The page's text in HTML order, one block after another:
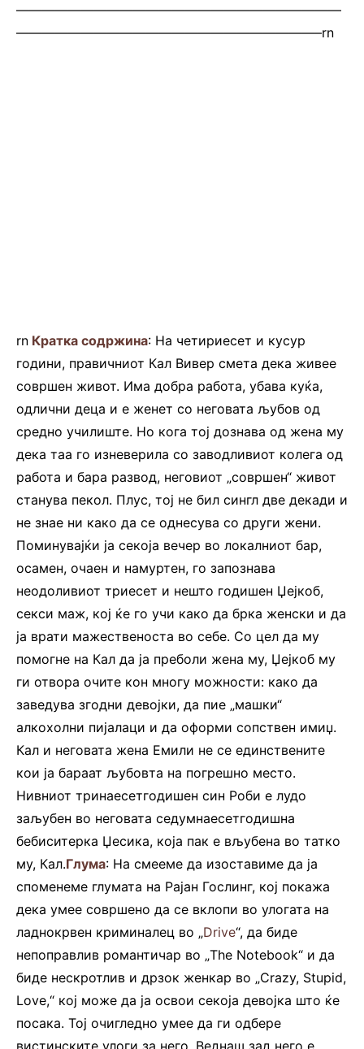
—————————————————————————
———————————————————————–rn
rn Кратка содржина: На четириесет и кусур
години, правичниот Кал Вивер смета дека живее
совршен живот. Има добра работа, убава куќа,
одлични деца и е женет со неговата љубов од
средно училиште. Но кога тој дознава од жена му
дека таа го изневерила со заводливиот колега од
работа и бара развод, неговиот „совршен“ живот
станува пекол. Плус, тој не бил сингл две декади и
не знае ни како да се однесува со други жени.
Поминувајќи ја секоја вечер во локалниот бар,
осамен, очаен и намуртен, го запознава
неодоливиот триесет и нешто годишен Џејкоб,
секси маж, кој ќе го учи како да брка женски и да
ја врати мажественоста во себе. Со цел да му
помогне на Кал да ја преболи жена му, Џејкоб му
ги отвора очите кон многу можности: како да
заведува згодни девојки, да пие „машки“
алкохолни пијалаци и да оформи сопствен имиџ.
Кал и неговата жена Емили не се единствените
кои ја бараат љубовта на погрешно место.
Нивниот тринаесетгодишен син Роби е лудо
заљубен во неговата седумнаесетгодишна
бебиситерка Џесика, која пак е вљубена во татко
му, Кал.Глума: На смееме да изоставиме да ја
споменеме глумата на Рајан Гослинг, кој покажа
дека умее совршено да се вклопи во улогата на
ладнокрвен криминалец во „Drive“, да биде
непоправлив романтичар во „The Notebook“ и да
биде нескротлив и дрзок женкар во „Crazy, Stupid,
Love,“ кој може да ја освои секоја девојка што ќе
посака. Тој очигледно умее да ги одбере
вистинските улоги за него. Веднаш зад него е